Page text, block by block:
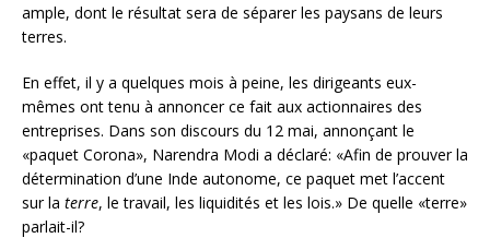
ample, dont le résultat sera de séparer les paysans de leurs
terres.
En effet, il y a quelques mois à peine, les dirigeants eux-
mêmes ont tenu à annoncer ce fait aux actionnaires des
entreprises. Dans son discours du 12 mai, annonçant le
«paquet Corona», Narendra Modi a déclaré: «Afin de prouver la
détermination d’une Inde autonome, ce paquet met l’accent
sur la terre, le travail, les liquidités et les lois.» De quelle «terre»
parlait-il?